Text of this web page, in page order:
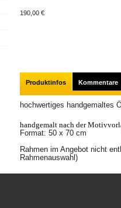
190,00 €
Produktinfos Kommentare
hochwertiges handgemaltes
handgemalt nach der
Format: 50 x 70 cm
Rahmen im Angebot nicht
Rahmenauswahl)